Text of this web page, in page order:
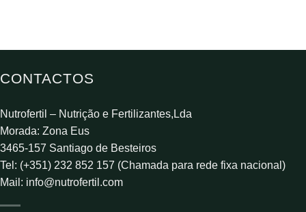
CONTACTOS
Nutrofertil – Nutrição e Fertilizantes,Lda
Morada: Zona Eus
3465-157 Santiago de Besteiros
Tel: (+351) 232 852 157 (Chamada para rede fixa nacional)
Mail: info@nutrofertil.com